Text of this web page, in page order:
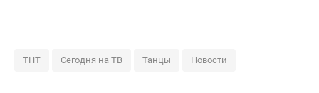
ТНТ Сегодня на ТВ Танцы Новости